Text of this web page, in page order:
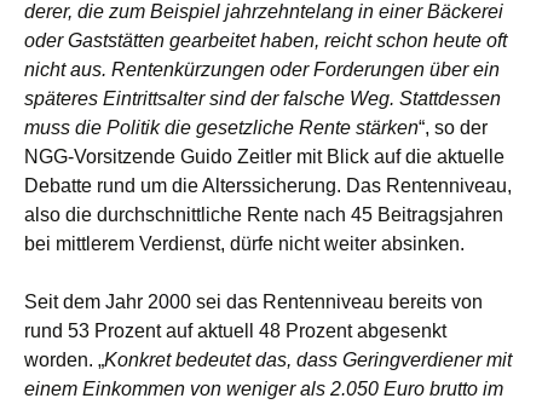
derer, die zum Beispiel jahrzehntelang in einer Bäckerei
oder Gaststätten gearbeitet haben, reicht schon heute oft
nicht aus. Rentenkürzungen oder Forderungen über ein
späteres Eintrittsalter sind der falsche Weg. Stattdessen
muss die Politik die gesetzliche Rente stärken“, so der
NGG-Vorsitzende Guido Zeitler mit Blick auf die aktuelle
Debatte rund um die Alterssicherung. Das Rentenniveau,
also die durchschnittliche Rente nach 45 Beitragsjahren
bei mittlerem Verdienst, dürfe nicht weiter absinken.
Seit dem Jahr 2000 sei das Rentenniveau bereits von
rund 53 Prozent auf aktuell 48 Prozent abgesenkt
worden. „Konkret bedeutet das, dass Geringverdiener mit
einem Einkommen von weniger als 2.050 Euro brutto im